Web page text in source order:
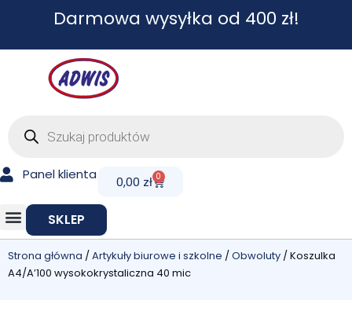
Darmowa wysyłka od 400 zł!
Panel klienta 0,00 zł 0
Cart
SKLEP
Strona główna /Artykuły biurowe i szkolne /Obwoluty / Koszulka
A4/A’100 wysokokrystaliczna 40 mic